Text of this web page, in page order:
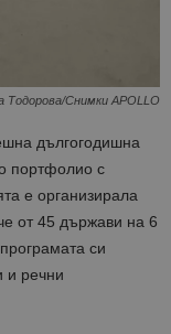
Тодорова/Снимки APOLLO
дългогодишна
портфолио с
е организирала
от 45 държави на 6
си
и речни